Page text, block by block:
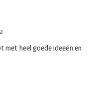
met heel goede ideeën en